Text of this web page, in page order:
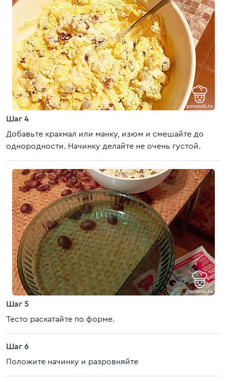
Шаг 4
Добавьте крахмал или манку, изюм и смешайте до
однородности. Начинку делайте не очень густой.
Шаг 5
Тесто раскатайте по форме.
Шаг 6
Положите начинку и разровняйте